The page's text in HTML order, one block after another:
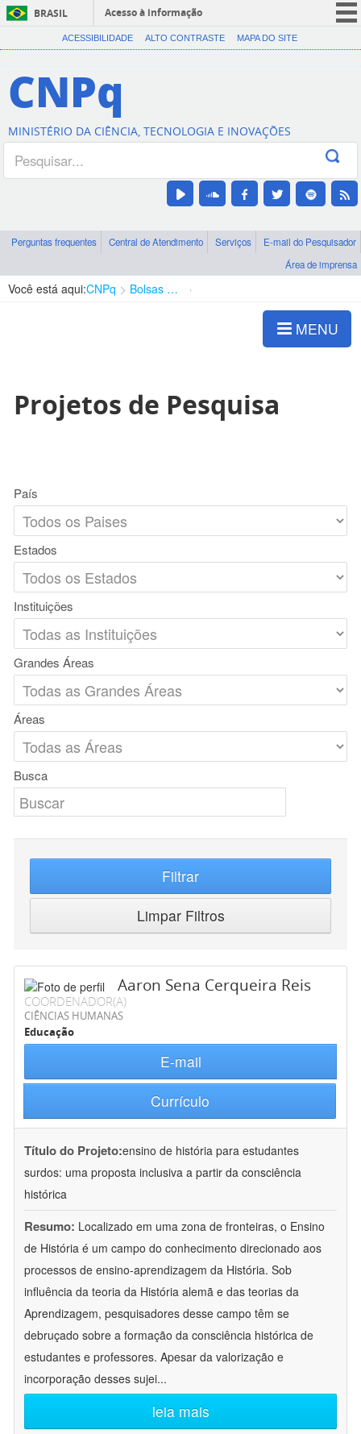
BRASIL
Acesso à informação
CORONAVÍRUS (COVID-19)
Canais
ACESSIBILIDADE ALTO CONTRASTE MAPA DO SITE
CNPq
MINISTÉRIO DA CIÊNCIA, TECNOLOGIA E INOVAÇÕES
Perguntas frequentes Central de Atendimento Serviços
E-mail do Pesquisador
Área de imprensa
Você está aqui:CNPq Bolsas e Auxílios Vigentes
MENU
Projetos de Pesquisa
País
Estados
Instituições
Grandes Áreas
Áreas
Busca
Filtrar
Limpar Filtros
Aaron Sena Cerqueira Reis
COORDENADOR(A)
CIÊNCIAS HUMANAS
Educação
E-mail
Currículo
Título do Projeto:ensino de história para estudantes
surdos: uma proposta inclusiva a partir da consciência
histórica
Resumo: Localizado em uma zona de fronteiras, o Ensino
de História é um campo do conhecimento direcionado aos
processos de ensino-aprendizagem da História. Sob
influência da teoria da História alemã e das teorias da
Aprendizagem, pesquisadores desse campo têm se
debruçado sobre a formação da consciência histórica de
estudantes e professores. Apesar da valorização e
incorporação desses sujei...
leia mais